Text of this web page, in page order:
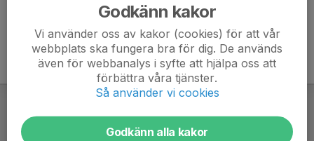
Godkänn kakor
Vi använder oss av kakor (cookies) för att vår
webbplats ska fungera bra för dig. De används
även för webbanalys i syfte att hjälpa oss att
förbättra våra tjänster.
Så använder vi cookies
Godkänn alla kakor